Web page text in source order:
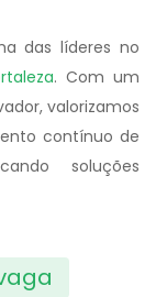
das líderes no
. Com um
valorizamos
contínuo de
soluções